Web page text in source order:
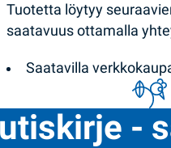
Tuotetta löytyy
saatavuus ottamalla
Saatavilla
-